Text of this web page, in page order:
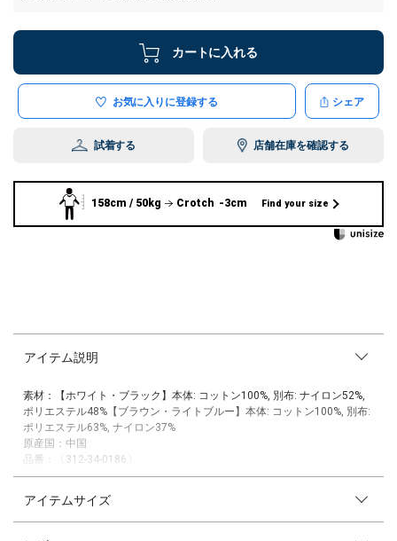
カートに入れる
お気に入りに登録する シェア
試着する 店舗在庫を確認する
158cm / 50kg Crotch -3cm Find your size
アイテム説明
素材：【ホワイト・ブラック】本体: コットン100%, 別布: ナイロン52%,
ポリエステル48%【ブラウン・ライトブルー】本体: コットン100%, 別布:
ポリエステル63%, ナイロン37%
原産国：中国
品番：〔312-34-0186〕
SHIPS各店へはこちらの品番にてお問い合わせ下さい。
―26SS―
アイテムサイズ